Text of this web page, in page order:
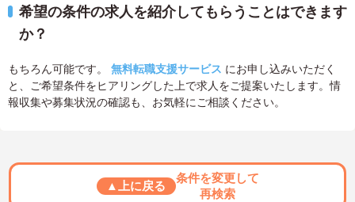
希望の条件の求人を紹介してもらうことはできます
か？
もちろん可能です。 無料転職支援サービス にお申し込みいただく
と、ご希望条件をヒアリングした上で求人をご提案いたします。情
報収集や募集状況の確認も、お気軽にご相談ください。
▲上に戻る
条件を変更して
再検索